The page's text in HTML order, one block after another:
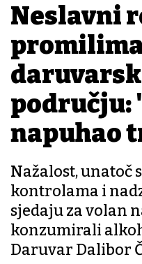
Neslavni
području:
napuhao
Nažalost, unatoč
kontrolama i
sjedaju za volan
konzumirali
Daruvar Dalibor